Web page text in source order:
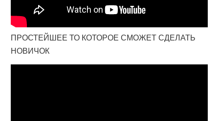
ПРОСТЕЙШЕЕ ТО КОТОРОЕ СМОЖЕТ СДЕЛАТЬ
НОВИЧОК